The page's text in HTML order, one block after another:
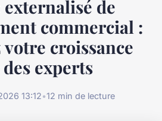
externalisé de
commercial :
croissance
experts
13:12•12 min de lecture